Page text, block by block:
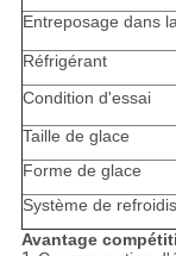
Entreposage dans
Réfrigérant
Condition d'essai
Taille de glace
Forme de glace
Système de
Avantage